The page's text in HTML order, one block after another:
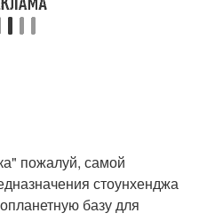
пожалуй, самой
стоунхенджа
базу для